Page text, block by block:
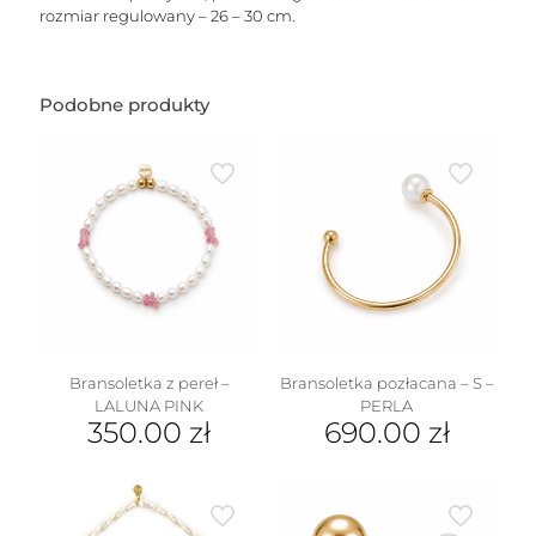
rozmiar regulowany – 26 – 30 cm.
Podobne produkty
Bransoletka z pereł –
LALUNA PINK
350.00 zł
Bransoletka pozłacana – S –
PERLA
690.00 zł